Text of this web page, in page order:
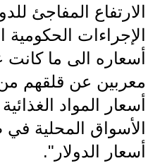
الارتفاع المفاجئ
الإجراءات الحكومية
أسعاره الى ما كانت
معربين عن قلقهم
أسعار المواد
الأسواق المحلية
أسعار الدولار".